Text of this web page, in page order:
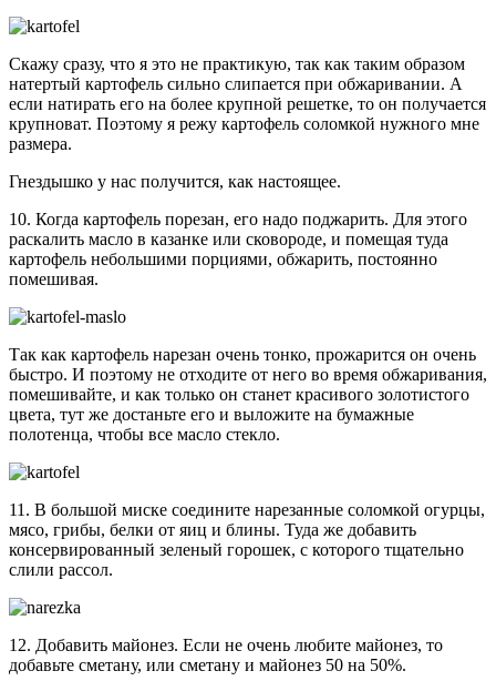
Скажу сразу, что я это не практикую, так как таким образом
натертый картофель сильно слипается при обжаривании. А
если натирать его на более крупной решетке, то он получается
крупноват. Поэтому я режу картофель соломкой нужного мне
размера.
Гнездышко у нас получится, как настоящее.
10. Когда картофель порезан, его надо поджарить. Для этого
раскалить масло в казанке или сковороде, и помещая туда
картофель небольшими порциями, обжарить, постоянно
помешивая.
Так как картофель нарезан очень тонко, прожарится он очень
быстро. И поэтому не отходите от него во время обжаривания,
помешивайте, и как только он станет красивого золотистого
цвета, тут же достаньте его и выложите на бумажные
полотенца, чтобы все масло стекло.
11. В большой миске соедините нарезанные соломкой огурцы,
мясо, грибы, белки от яиц и блины. Туда же добавить
консервированный зеленый горошек, с которого тщательно
слили рассол.
12. Добавить майонез. Если не очень любите майонез, то
добавьте сметану, или сметану и майонез 50 на 50%.